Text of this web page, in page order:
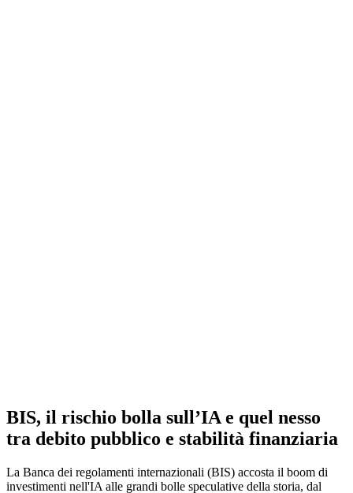
BIS, il rischio bolla sull’IA e quel nesso
tra debito pubblico e stabilità finanziaria
La Banca dei regolamenti internazionali (BIS) accosta il boom di
investimenti nell'IA alle grandi bolle speculative della storia, dal